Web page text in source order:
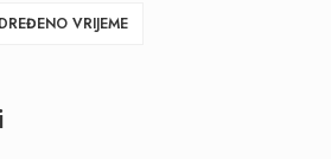
VRIJEME